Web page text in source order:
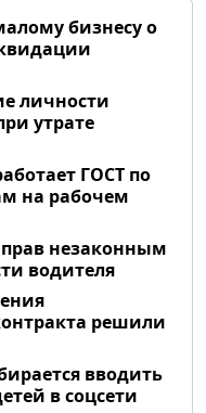
бизнесу о
личности
утрате
ГОСТ по
на рабочем
незаконным
водителя
решили
вводить
в соцсети